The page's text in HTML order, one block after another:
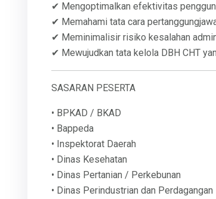
✔ Mengoptimalkan efektivitas
✔ Memahami tata cara
✔ Meminimalisir risiko kesalahan
✔ Mewujudkan tata kelola DBH CHT
SASARAN PESERTA
• BPKAD / BKAD
• Bappeda
• Inspektorat Daerah
• Dinas Kesehatan
• Dinas Pertanian / Perkebunan
• Dinas Perindustrian dan Perdagangan